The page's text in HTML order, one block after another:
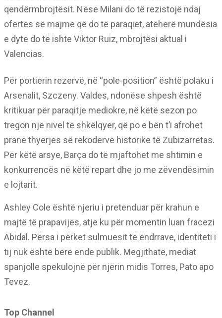
qendërmbrojtësit. Nëse Milani do të rezistojë ndaj
ofertës së majme që do të paraqiet, atëherë mundësia
e dytë do të ishte Viktor Ruiz, mbrojtësi aktual i
Valencias.
Për portierin rezervë, në “pole-position” është polaku i
Arsenalit, Szczeny. Valdes, ndonëse shpesh është
kritikuar për paraqitje mediokre, në këtë sezon po
tregon një nivel të shkëlqyer, që po e bën t’i afrohet
pranë thyerjes së rekoderve historike të Zubizarretas.
Për këtë arsye, Barça do të mjaftohet me shtimin e
konkurrencës në këtë repart dhe jo me zëvendësimin
e lojtarit.
Ashley Cole është njeriu i pretenduar për krahun e
majtë të prapavijës, atje ku për momentin luan fracezi
Abidal. Përsa i përket sulmuesit të ëndrrave, identiteti i
tij nuk është bërë ende publik. Megjithatë, mediat
spanjolle spekulojnë për njërin midis Torres, Pato apo
Tevez.
Top Channel